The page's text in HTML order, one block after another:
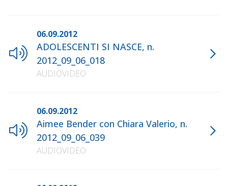
06.09.2012
ADOLESCENTI SI NASCE, n.
2012_09_06_018
AUDIOVIDEO
06.09.2012
Aimee Bender con Chiara Valerio, n.
2012_09_06_039
AUDIOVIDEO